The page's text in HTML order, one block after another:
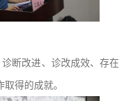
断改进、诊改成效、存
得的成就。